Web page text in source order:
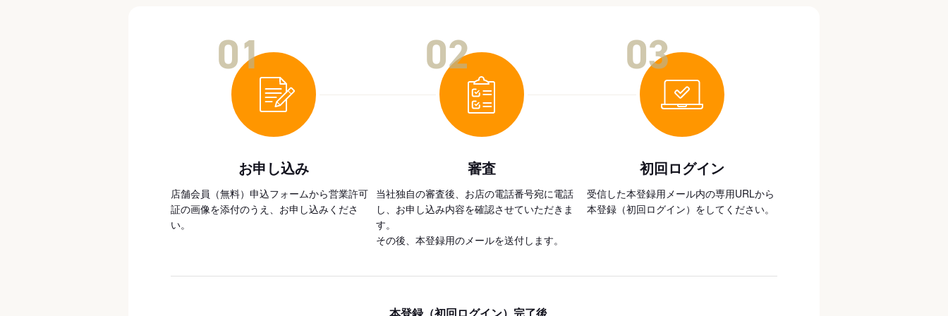
お申し込み
店舗会員（無料）申込フォームから営業許可
証の画像を添付のうえ、お申し込みくださ
い。
審査
当社独自の審査後、お店の電話番号宛に電話
し、お申し込み内容を確認させていただきま
す。
その後、本登録用のメールを送付します。
初回ログイン
受信した本登録用メール内の専用URLから
本登録（初回ログイン）をしてください。